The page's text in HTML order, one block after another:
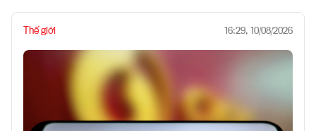
Thế giới 16:29, 10/08/2026